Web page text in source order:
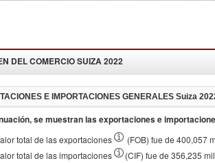
DEL COMERCIOSUIZA 2022
E IMPORTACIONES GENERALES Suiza
se muestran las exportaciones e
total de las exportaciones
(FOB) fue de 400,057
total de las importaciones
(CIF) fue de 356,235